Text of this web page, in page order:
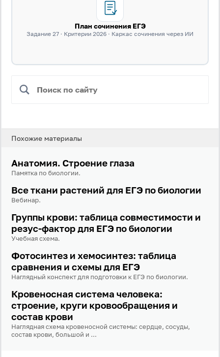
Логин
Пароль
Антиспам:Загрузка...
Забыли пароль?
обработку своих персональных
данныхна условиях и для целей, определённых в
политике в отношении обработки персональных
данных, а также принимаю
Войти
Войти через Вконтакте
План сочинения ЕГЭ
Задание 27 · Критерии 2026 · Каркас сочинения через ИИ
Похожие материалы
Анатомия. Строение глаза
Памятка по биологии.
Все ткани растений для ЕГЭ по биологии
Вебинар.
Группы крови: таблица совместимости и
резус-фактор для ЕГЭ по биологии
Учебная схема.
Фотосинтез и хемосинтез: таблица
сравнения и схемы для ЕГЭ
Наглядный конспект для подготовки к ЕГЭ по биологии.
Кровеносная система человека:
строение, круги кровообращения и
состав крови
Наглядная схема кровеносной системы: сердце, сосуды,
состав крови, большой и ...